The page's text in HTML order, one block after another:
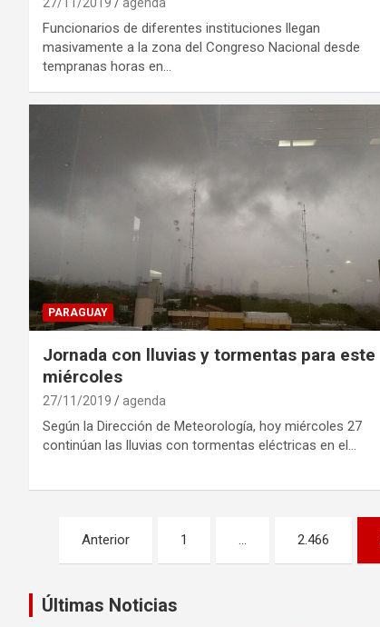
Funcionarios de diferentes instituciones llegan
masivamente a la zona del Congreso Nacional desde
tempranas horas en…
PARAGUAY
Jornada con lluvias y tormentas para este
miércoles
27/11/2019 agenda
Según la Dirección de Meteorología, hoy miércoles 27
continúan las lluvias con tormentas eléctricas en el…
Navegación
de
entradas
Anterior 1 … 2.466
Últimas Noticias